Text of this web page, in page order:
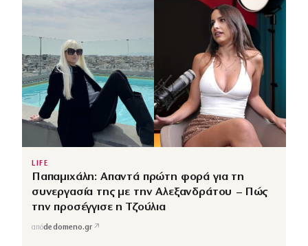
LIFE
Παπαμιχάλη: Απαντά πρώτη φορά για τη
συνεργασία της με την Αλεξανδράτου – Πώς
την προσέγγισε η Τζούλια
απόdedomeno.gr ↗